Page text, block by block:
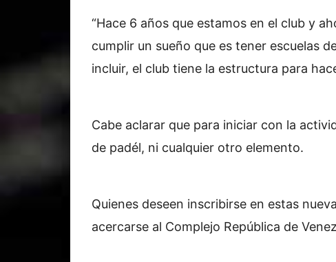
“Hace 6 años que estamos en el club y
cumplir un sueño que es tener escuelas
incluir, el club tiene la estructura para
Cabe aclarar que para iniciar con la
de padél, ni cualquier otro elemento.
Quienes deseen inscribirse en estas
acercarse al Complejo República de